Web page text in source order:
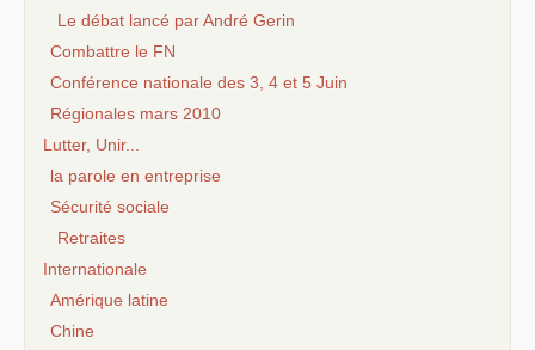
Le débat lancé par André Gerin
Combattre le FN
Conférence nationale des 3, 4 et 5 Juin
Régionales mars 2010
Lutter, Unir...
la parole en entreprise
Sécurité sociale
Retraites
Internationale
Amérique latine
Chine